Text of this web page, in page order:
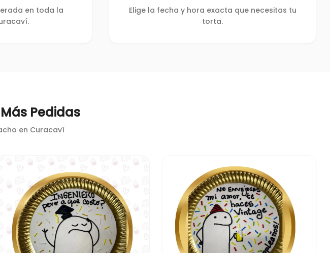
en toda la
Elige la fecha y hora exacta que necesitas tu
torta.
Pedidas
en Curacaví